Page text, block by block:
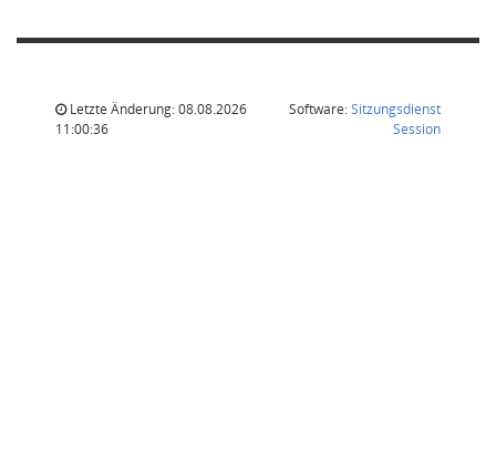
Letzte Änderung: 08.08.2026
11:00:36
Software:Sitzungsdienst
Session(Wird in